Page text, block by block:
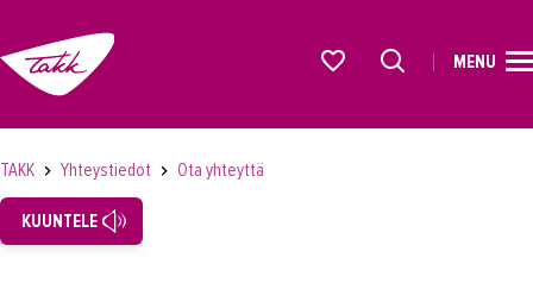
OPISKELIJAKSI
YRITYKSILLE
MENU
TAKK Yhteystiedot Ota yhteyttä
KUUNTELE